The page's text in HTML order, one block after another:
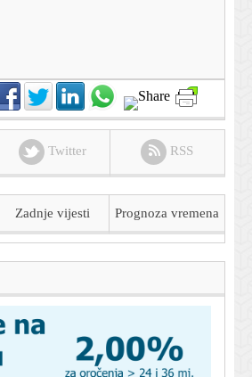
Twitter RSS
Zadnje vijesti Prognoza vremena